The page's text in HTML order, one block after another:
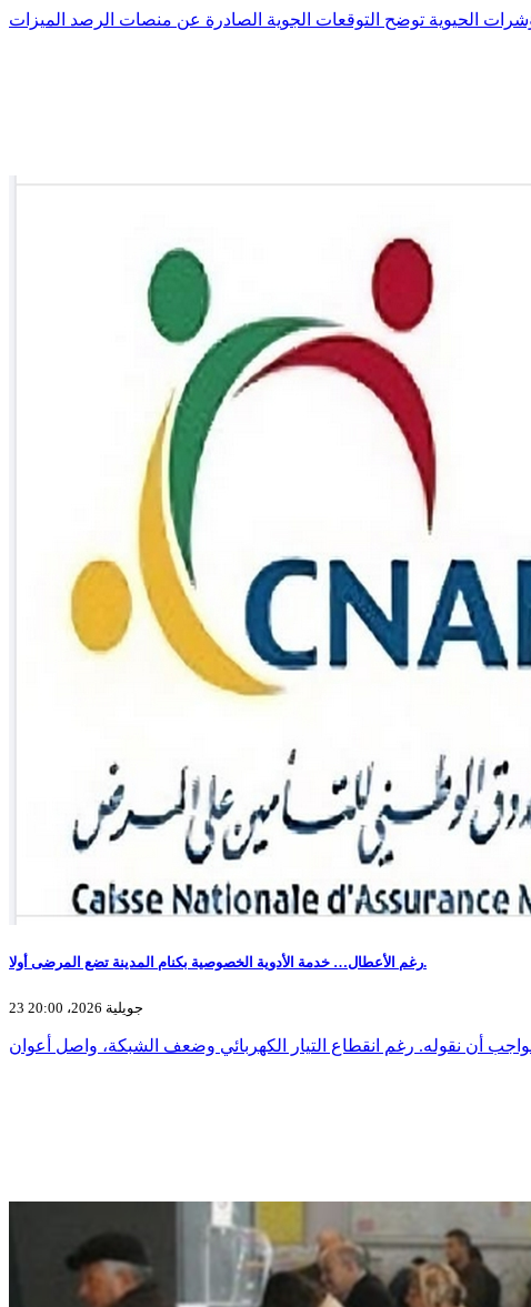
رغم الأعطال… خدمة الأدوية الخصوصية بكنام المدينة تضع المرضى أولا.
23 جويلية 2026، 20:00